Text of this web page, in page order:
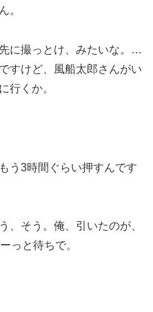
。
に撮っとけ、みたいな。…
すけど、風船太郎さんがい
行くか。
う3時間ぐらい押すんです
、そう。俺、引いたのが、
っと待ちで。